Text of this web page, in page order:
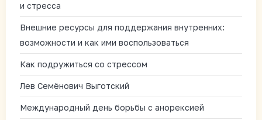
и стресса
Внешние ресурсы для поддержания внутренних:
возможности и как ими воспользоваться
Как подружиться со стрессом
Лев Семёнович Выготский
Международный день борьбы с анорексией